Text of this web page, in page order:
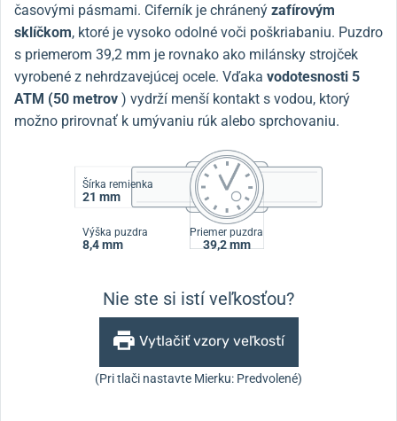
časovými pásmami. Ciferník je chránený zafírovým
sklíčkom, ktoré je vysoko odolné voči poškriabaniu. Puzdro
s priemerom 39,2 mm je rovnako ako milánsky strojček
vyrobené z nehrdzavejúcej ocele. Vďaka vodotesnosti 5
ATM (50 metrov ) vydrží menší kontakt s vodou, ktorý
možno prirovnať k umývaniu rúk alebo sprchovaniu.
Šírka remienka
21 mm
Výška puzdra
8,4 mm
Priemer puzdra
39,2 mm
Nie ste si istí veľkosťou?
Vytlačiť vzory veľkostí
(Pri tlači nastavte Mierku: Predvolené)